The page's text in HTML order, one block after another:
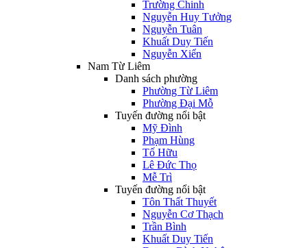
Trường Chinh
Nguyễn Huy Tưởng
Nguyễn Tuân
Khuất Duy Tiến
Nguyễn Xiển
Nam Từ Liêm
Danh sách phường
Phường Từ Liêm
Phường Đại Mỗ
Tuyến đường nổi bật
Mỹ Đình
Phạm Hùng
Tố Hữu
Lê Đức Thọ
Mễ Trì
Tuyến đường nổi bật
Tôn Thất Thuyết
Nguyễn Cơ Thạch
Trần Bình
Khuất Duy Tiến